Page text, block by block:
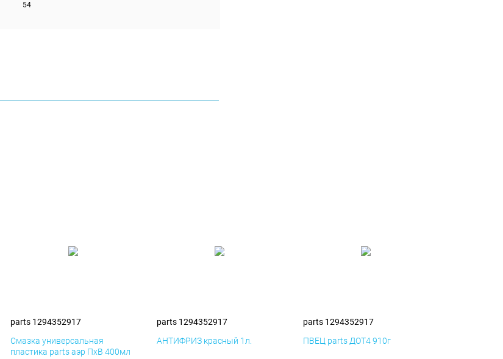
54
parts 1294352917
Смазка универсальная
пластика parts аэр ПхВ 400мл
parts 1294352917
АНТИФРИЗ красный 1л.
parts 1294352917
ПВЕЦ parts ДОТ4 910г